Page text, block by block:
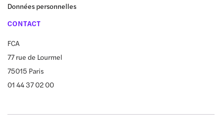
Données personnelles
CONTACT
FCA
77 rue de Lourmel
75015 Paris
01 44 37 02 00